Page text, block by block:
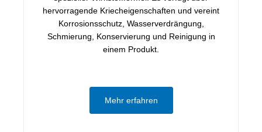
hervorragende Kriecheigenschaften und vereint
Korrosionsschutz, Wasserverdrängung,
Schmierung, Konservierung und Reinigung in
einem Produkt.
Mehr erfahren